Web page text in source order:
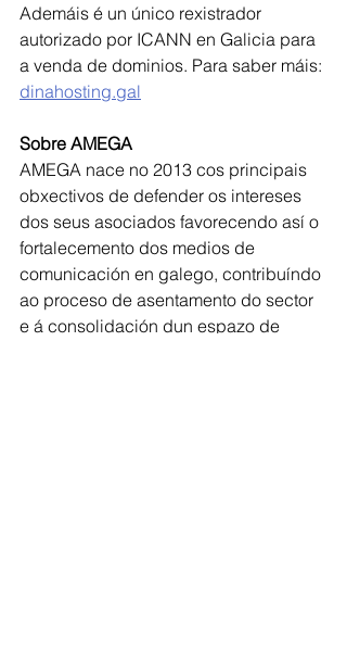
Ademáis é un único rexistrador
autorizado por ICANN en Galicia para
a venda de dominios. Para saber máis:
dinahosting.gal
Sobre AMEGA
AMEGA nace no 2013 cos principais
obxectivos de defender os intereses
dos seus asociados favorecendo así o
fortalecemento dos medios de
comunicación en galego, contribuíndo
ao proceso de asentamento do sector
e á consolidación dun espazo de